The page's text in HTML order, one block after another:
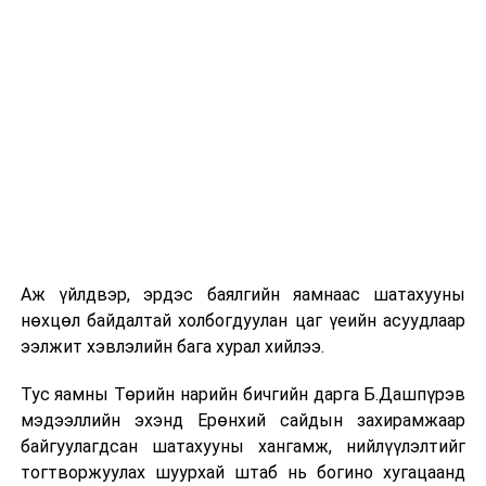
нэрийдлээр дундаас нь авдаг, зөвхөн 2014-2018 оны
хооронд нийтдээ 282 тэрбум төгрөгийн хүүгийн
цэвэр ашгийг МИК өөртөө авч үлдсэн тухай баримт
санхүүгийн аудитлагдсан тайланд байгааг Шадар сайд
энэ үеэр хэлсэн юм.
МИК-ийн өмчийн хэлбэр нь олон нийтийн хувьцаат
Аж үйлдвэр, эрдэс баялгийн яамнаас шатахууны
нөхцөл байдалтай холбогдуулан цаг үеийн асуудлаар
ээлжит хэвлэлийн бага хурал хийлээ.
Тус яамны Төрийн нарийн бичгийн дарга Б.Дашпүрэв
мэдээллийн эхэнд Ерөнхий сайдын захирамжаар
байгуулагдсан шатахууны хангамж, нийлүүлэлтийг
тогтворжуулах шуурхай штаб нь богино хугацаанд